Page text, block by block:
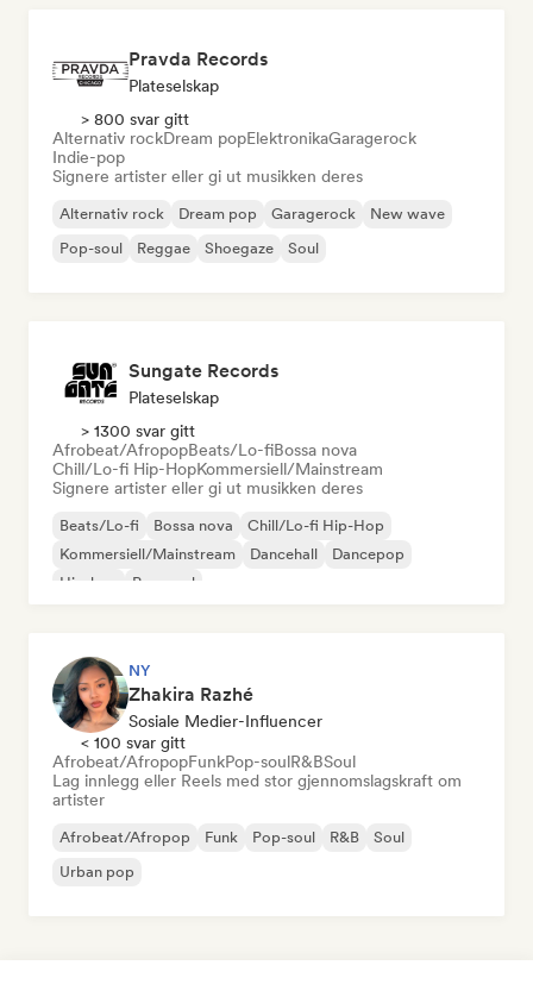
Pravda Records
Plateselskap
> 800 svar gitt
Alternativ rockDream popElektronikaGaragerock
Indie-pop
Signere artister eller gi ut musikken deres
Alternativ rock Dream pop Garagerock
New wave
Pop-soul
Reggae Shoegaze Soul
Sungate Records
Plateselskap
> 1300 svar gitt
Afrobeat/AfropopBeats/Lo-fiBossa nova
Chill/Lo-fi Hip-HopKommersiell/Mainstream
Signere artister eller gi ut musikken deres
Beats/Lo-fi Bossa nova
Chill/Lo-fi Hip-Hop
Kommersiell/Mainstream
Dancehall
Dancepop
Hip-hop
Pop-soul
NY
Zhakira Razhé
Sosiale Medier-Influencer
< 100 svar gitt
Afrobeat/AfropopFunkPop-soulR&BSoul
Lag innlegg eller Reels med stor gjennomslagskraft om
artister
Afrobeat/Afropop Funk Pop-soul R&B
Soul
Urban pop